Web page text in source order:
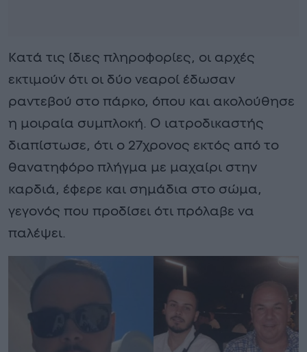
Κατά τις ίδιες πληροφορίες, οι αρχές
εκτιμούν ότι οι δύο νεαροί έδωσαν
ραντεβού στο πάρκο, όπου και ακολούθησε
η μοιραία συμπλοκή. Ο ιατροδικαστής
διαπίστωσε, ότι ο 27χρονος εκτός από το
θανατηφόρο πλήγμα με μαχαίρι στην
καρδιά, έφερε και σημάδια στο σώμα,
γεγονός που προδίσει ότι πρόλαβε να
παλέψει.